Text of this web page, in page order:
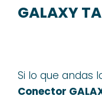
GALAXY
Si lo que andas
Conector